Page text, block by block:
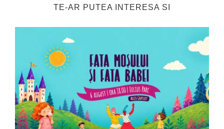
TE-AR PUTEA INTERESA SI